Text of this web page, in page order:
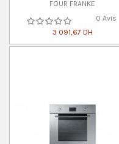
FOUR FRANKE
0 Avis
3 091,67 DH